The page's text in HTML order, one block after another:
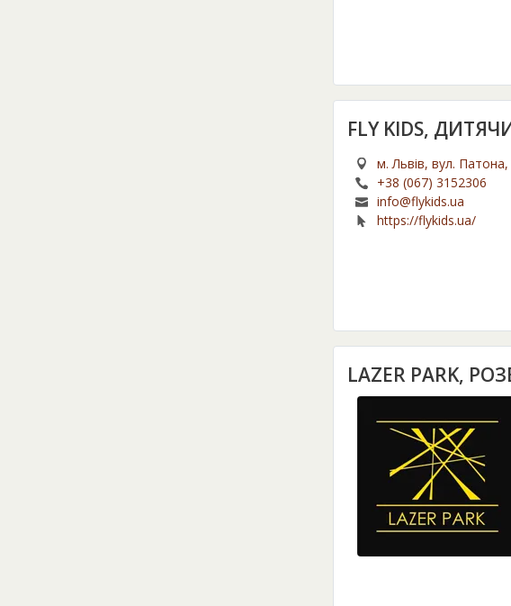
FLY KIDS,
м. Львів, вул.
+38 (067) 3152306
info@flykids.ua
https://flykids.ua/
LAZER PARK,